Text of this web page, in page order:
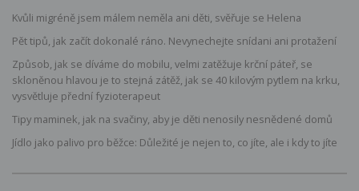
Kvůli migréně jsem málem neměla ani děti, svěřuje se Helena
Pět tipů, jak začít dokonalé ráno. Nevynechejte snídani ani protažení
Způsob, jak se díváme do mobilu, velmi zatěžuje krční páteř, se
skloněnou hlavou je to stejná zátěž, jak se 40 kilovým pytlem na krku,
vysvětluje přední fyzioterapeut
Tipy maminek, jak na svačiny, aby je děti nenosily nesnědené domů
Jídlo jako palivo pro běžce: Důležité je nejen to, co jíte, ale i kdy to jíte